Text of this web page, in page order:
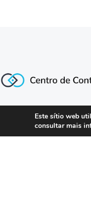
Especialistas em
regulatória para
centers e operações
Este sítio web
consultar mais